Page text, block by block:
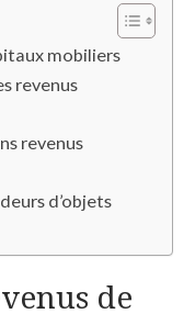
mobiliers
revenus
revenus
d’objets
de